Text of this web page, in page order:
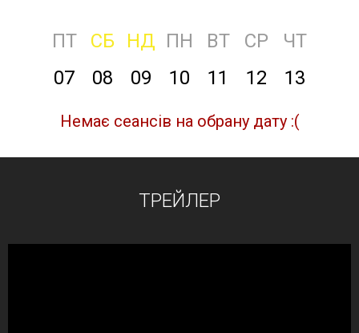
ПТ СБ НД ПН ВТ СР
ЧТ
07
08 09 10 11 12 13
Немає сеансів на обрану дату :(
ТРЕЙЛЕР